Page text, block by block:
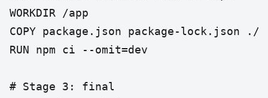
WORKDIR /app
COPY package.json package-lock.json ./
RUN npm ci --omit=dev
# Stage 3: final